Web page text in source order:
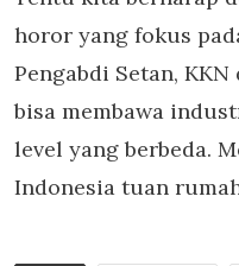
horor yang fokus
Pengabdi Setan,
bisa membawa
level yang berbeda.
Indonesia tuan